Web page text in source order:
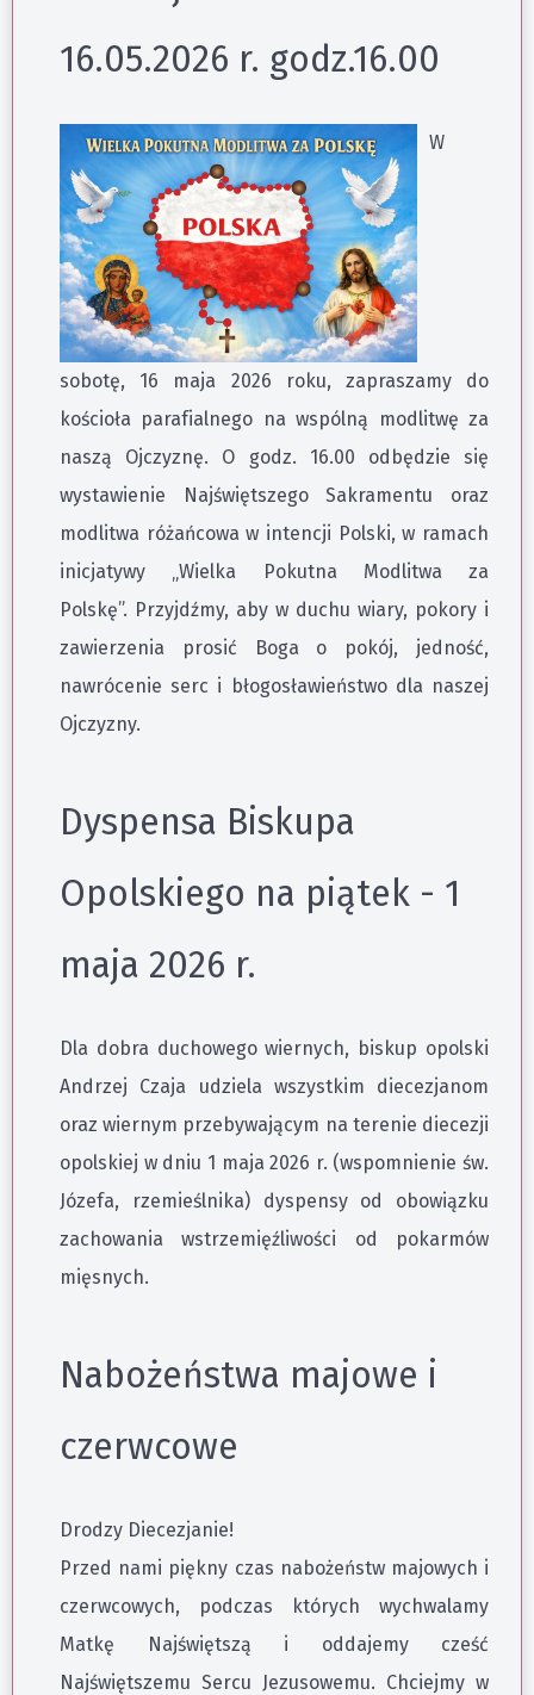
16.05.2026 r. godz.16.00
W
sobotę, 16 maja 2026 roku, zapraszamy do
kościoła parafialnego na wspólną modlitwę za
naszą Ojczyznę. O godz. 16.00 odbędzie się
wystawienie Najświętszego Sakramentu oraz
modlitwa różańcowa w intencji Polski, w ramach
inicjatywy „Wielka Pokutna Modlitwa za
Polskę”. Przyjdźmy, aby w duchu wiary, pokory i
zawierzenia prosić Boga o pokój, jedność,
nawrócenie serc i błogosławieństwo dla naszej
Ojczyzny.
Dyspensa Biskupa
Opolskiego na piątek - 1
maja 2026 r.
Dla dobra duchowego wiernych, biskup opolski
Andrzej Czaja udziela wszystkim diecezjanom
oraz wiernym przebywającym na terenie diecezji
opolskiej w dniu 1 maja 2026 r. (wspomnienie św.
Józefa, rzemieślnika) dyspensy od obowiązku
zachowania wstrzemięźliwości od pokarmów
mięsnych.
Nabożeństwa majowe i
czerwcowe
Drodzy Diecezjanie!
Przed nami piękny czas nabożeństw majowych i
czerwcowych, podczas których wychwalamy
Matkę Najświętszą i oddajemy cześć
Najświętszemu Sercu Jezusowemu. Chciejmy w